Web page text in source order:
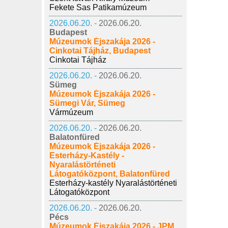
Fekete Sas Patikamúzeum
2026.06.20. - 2026.06.20.
Budapest
Múzeumok Éjszakája 2026 -
Cinkotai Tájház, Budapest
Cinkotai Tájház
2026.06.20. - 2026.06.20.
Sümeg
Múzeumok Éjszakája 2026 -
Sümegi Vár, Sümeg
Vármúzeum
2026.06.20. - 2026.06.20.
Balatonfüred
Múzeumok Éjszakája 2026 -
Esterházy-Kastély -
Nyaralástörténeti
Látogatóközpont, Balatonfüred
Esterházy-kastély Nyaralástörténeti
Látogatóközpont
2026.06.20. - 2026.06.20.
Pécs
Múzeumok Éjszakája 2026 - JPM